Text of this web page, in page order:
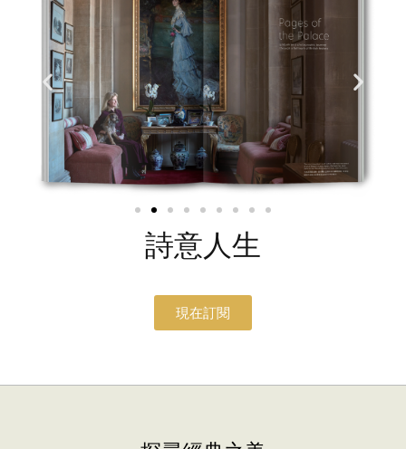
詩意人生
現在訂閱